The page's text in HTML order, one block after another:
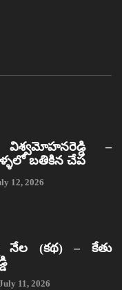
విశ్వమోహనరెడ్డి –
బతికిన చేప
12, 2026
నేల (కథ) – కేతు
11, 2026